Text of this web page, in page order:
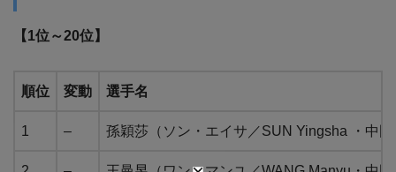
【1位～20位】
順位 変動 選手名
1 – 孫穎莎（ソン・エイサ／SUN Yingsha ・中国